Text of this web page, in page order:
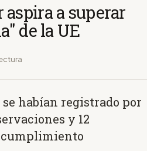
aspira a superar
de la UE
se habían registrado por
y 12